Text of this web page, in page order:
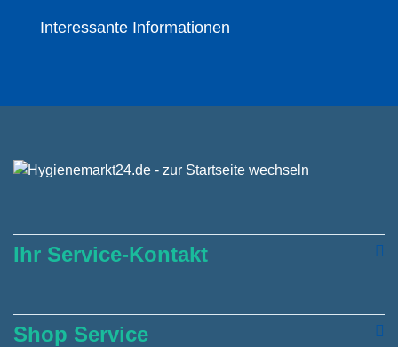
Interessante Informationen
Ihr Service-Kontakt
Shop Service